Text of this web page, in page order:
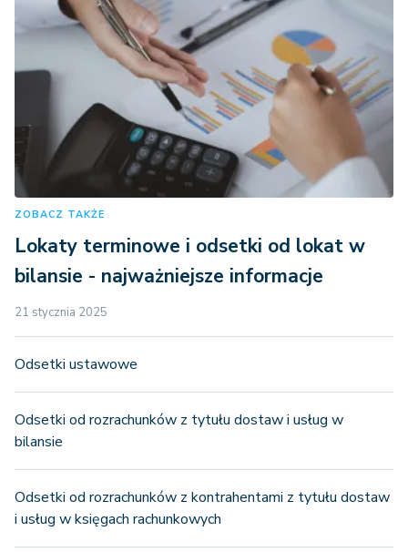
ZOBACZ TAKŻE
Lokaty terminowe i odsetki od lokat w
bilansie - najważniejsze informacje
21 stycznia 2025
Odsetki ustawowe
Odsetki od rozrachunków z tytułu dostaw i usług w
bilansie
Odsetki od rozrachunków z kontrahentami z tytułu dostaw
i usług w księgach rachunkowych